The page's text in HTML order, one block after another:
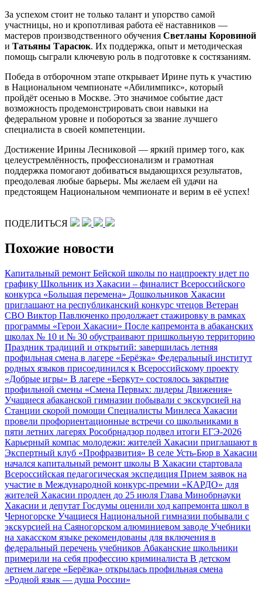
За успехом стоит не только талант и упорство самой
участницы, но и кропотливая работа её наставников —
мастеров производственного обучения Светланы Коровиной
и Татьяны Тарасюк. Их поддержка, опыт и методическая
помощь сыграли ключевую роль в подготовке к состязаниям.
Победа в отборочном этапе открывает Ирине путь к участию
в Национальном чемпионате «Абилимпикс», который
пройдёт осенью в Москве. Это значимое событие даст
возможность продемонстрировать свои навыки на
федеральном уровне и побороться за звание лучшего
специалиста в своей компетенции.
Достижение Ирины Лесниковой — яркий пример того, как
целеустремлённость, профессионализм и грамотная
поддержка помогают добиваться выдающихся результатов,
преодолевая любые барьеры. Мы желаем ей удачи на
предстоящем Национальном чемпионате и верим в её успех!
ПОДЕЛИТЬСЯ
Похожие новости
Капитальный ремонт Бейской школы по нацпроекту идет по
графику Школьник из Хакасии – финалист Всероссийского
конкурса «Большая перемена» Дошкольников Хакасии
приглашают на республиканский конкурс чтецов Ветеран
СВО Виктор Павлюченко продолжает стажировку в рамках
программы «Герои Хакасии» После капремонта в абаканских
школах № 10 и № 30 обустраивают пришкольную территорию
Праздник традиций и открытий: завершилась летняя
профильная смена в лагере «Берёзка» Федеральный институт
родных языков присоединился к Всероссийскому проекту
«Добрые игры» В лагере «Беркут» состоялось закрытие
профильной смены «Смена Первых: лидеры Движения»
Учащиеся абаканской гимназии побывали с экскурсией на
Станции скорой помощи Специалисты Минлеса Хакасии
провели профориентационные встречи со школьниками в
пяти летних лагерях Рособрнадзор подвел итоги ЕГЭ‑2026
Карьерный компас молодежи: жителей Хакасии приглашают в
Экспертный клуб «Профразвития» В селе Усть‑Бюр в Хакасии
начался капитальный ремонт школы В Хакасии стартовала
Всероссийская педагогическая экспедиция Прием заявок на
участие в Международной конкурс-премии «КАРДО» для
жителей Хакасии продлен до 25 июля Глава Минобрнауки
Хакасии и депутат Госдумы оценили ход капремонта школ в
Черногорске Учащиеся Национальной гимназии побывали с
экскурсией на Саяногорском алюминиевом заводе Учебники
на хакасском языке рекомендованы для включения в
федеральный перечень учебников Абаканские школьники
примерили на себя профессию криминалиста В детском
летнем лагере «Берёзка» открылась профильная смена
«Родной язык — душа России»